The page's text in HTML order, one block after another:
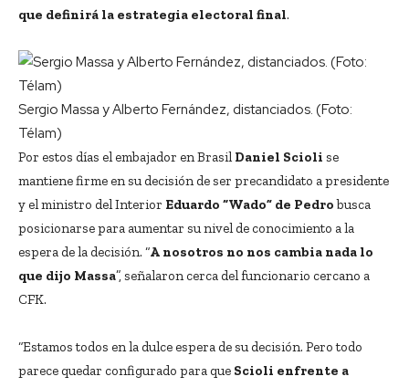
que definirá la estrategia electoral final.
Sergio Massa y Alberto Fernández, distanciados. (Foto:
Télam)
Por estos días el embajador en BrasilDaniel Scioli se
mantiene firme en su decisión de ser precandidato a presidente
y el ministro del Interior Eduardo “Wado” de Pedrobusca
posicionarse para aumentar su nivel de conocimiento a la
espera de la decisión. “A nosotros no nos cambia nada lo
que dijo Massa”, señalaron cerca del funcionario cercano a
CFK.
“Estamos todos en la dulce espera de su decisión. Pero todo
parece quedar configurado para que Scioli enfrente a